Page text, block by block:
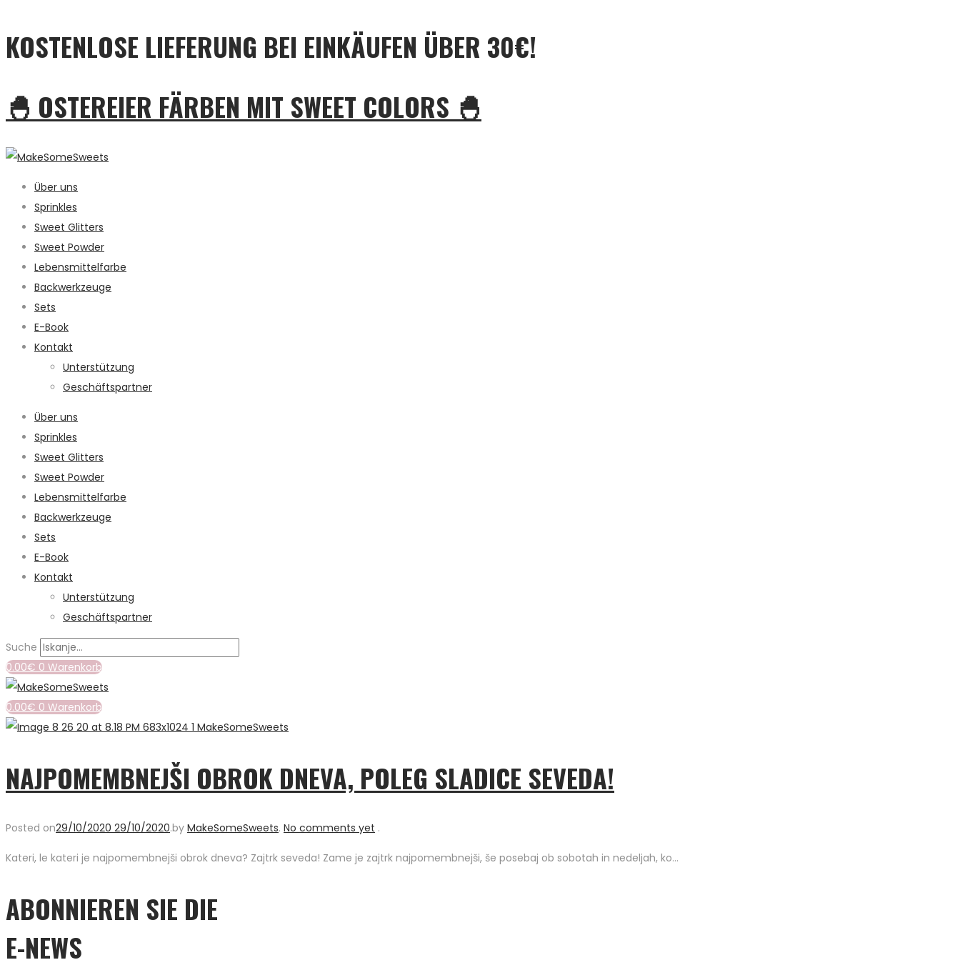
KOSTENLOSE LIEFERUNG BEI EINKÄUFEN ÜBER 30€!
🐣 OSTEREIER FÄRBEN MIT SWEET COLORS 🐣
Über uns
Sprinkles
Sweet Glitters
Sweet Powder
Lebensmittelfarbe
Backwerkzeuge
Sets
E-Book
Kontakt
Unterstützung
Geschäftspartner
Über uns
Sprinkles
Sweet Glitters
Sweet Powder
Lebensmittelfarbe
Backwerkzeuge
Sets
E-Book
Kontakt
Unterstützung
Geschäftspartner
Suche
0.00€ 0 Warenkorb
0.00€ 0 Warenkorb
NAJPOMEMBNEJŠI OBROK DNEVA, POLEG SLADICE SEVEDA!
Posted on29/10/2020 29/10/2020.by MakeSomeSweets. No comments yet .
Kateri, le kateri je najpomembnejši obrok dneva? Zajtrk seveda! Zame je zajtrk najpomembnejši, še posebaj ob sobotah in nedeljah, ko…
ABONNIEREN SIE DIE
E-NEWS